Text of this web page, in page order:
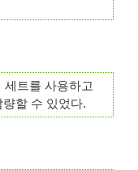
세트를 사용하고
할 수 있었다.